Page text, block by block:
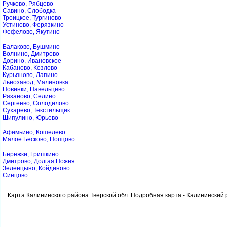
Ручково, Рябцево
Савино, Слободка
Троицкое, Тургиново
Устиново, Ферязкино
Фефелово, Якутино
Балаково, Бушмино
Волнино, Дмитрово
Дорино, Ивановское
Кабаново, Козлово
Курьяново, Лапино
Льнозавод, Малиновка
Новинки, Павельцево
Рязаново, Селино
Сергеево, Солодилово
Сухарево, Текстильщик
Шипулино, Юрьево
Афимьино, Кошелево
Малое Бесково, Попцово
Бережки, Гришкино
Дмитрово, Долгая Пожня
Зеленцыно, Койдиново
Синцово
Карта Калининского района Тверской обл. Подробная карта - Калининский